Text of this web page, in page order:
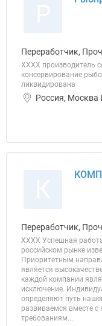
Переработчик,
ХХХХ производитель
консервирование
ликвидирована
Россия, Москва
Переработчик,
ХХХХ Успешная
российском рынке
Приоритетным
является
каждой компании
исключение.
определяют путь
развиваемся вместе
требованиям...